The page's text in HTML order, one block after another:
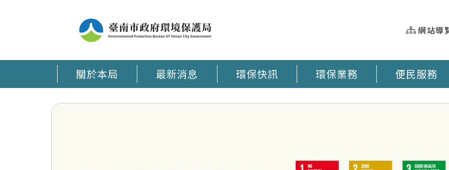
網站導
關於本局 最新消息 環保快訊 環保業務 便民服務
臺南環保通 APP在手 環保大小事時刻掌握 垃圾車即時動態 臺南市奉茶地圖 大型廢棄物清運